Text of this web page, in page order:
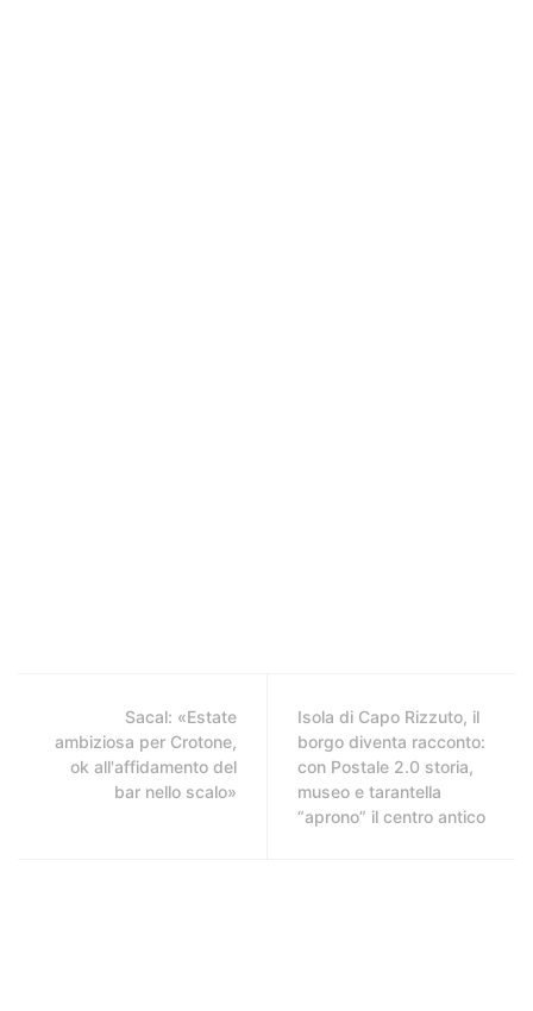
Sacal: «Estate
ambiziosa per Crotone,
ok all'affidamento del
bar nello scalo»
Isola di Capo Rizzuto, il
borgo diventa racconto:
con Postale 2.0 storia,
museo e tarantella
“aprono” il centro antico